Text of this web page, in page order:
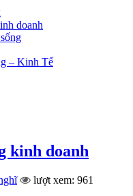
doanh
– Kinh Tế
kinh doanh
lượt xem: 961